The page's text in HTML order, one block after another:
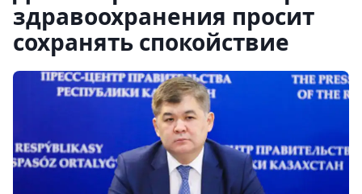
здравоохранения просит
сохранять спокойствие